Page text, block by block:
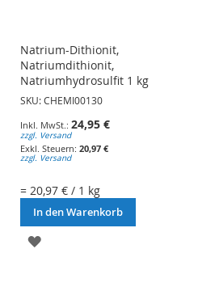
Natrium-Dithionit,
Natriumdithionit,
Natriumhydrosulfit 1 kg
SKU: CHEMI00130
24,95 €
zzgl. Versand
20,97 €
zzgl. Versand
= 20,97 € / 1 kg
In den Warenkorb
ZUR